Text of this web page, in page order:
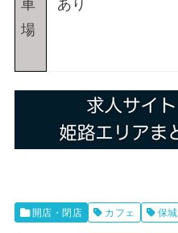
車
場
あり
開店・閉店 カフェ 保城